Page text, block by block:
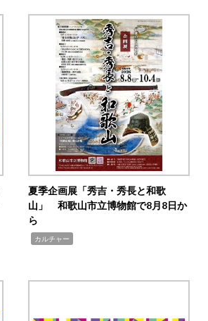
夏季企画展「秀吉・秀長と和歌
山」 和歌山市立博物館で8月8日か
ら
カルチャー